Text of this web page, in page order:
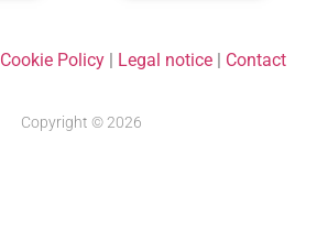
Cookie Policy| Legal notice| Contact
Copyright © 2026